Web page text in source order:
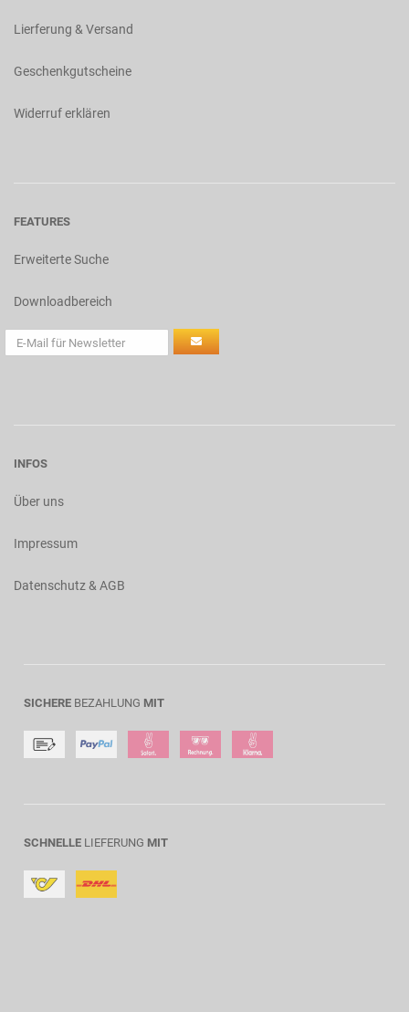
Lierferung & Versand
Geschenkgutscheine
Widerruf erklären
FEATURES
Erweiterte Suche
Downloadbereich
INFOS
Über uns
Impressum
Datenschutz & AGB
SICHERE BEZAHLUNG MIT
SCHNELLE LIEFERUNG MIT